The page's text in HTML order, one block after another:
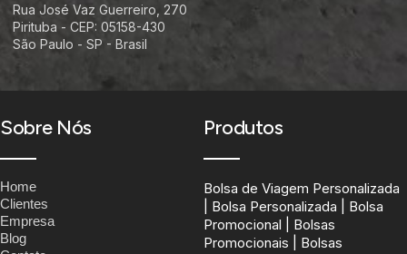
Rua José Vaz Guerreiro, 270
Pirituba - CEP: 05158-430
São Paulo - SP - Brasil
Sobre Nós
Home
Clientes
Empresa
Blog
Produtos
Bolsa de Viagem Personalizada
| Bolsa Personalizada | Bolsa
Promocional | Bolsas
Promocionais | Bolsas